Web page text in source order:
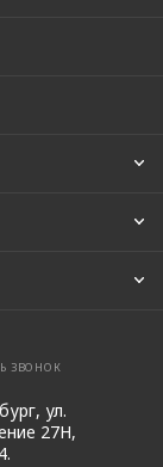
ЗВОНОК
ул.
27Н,